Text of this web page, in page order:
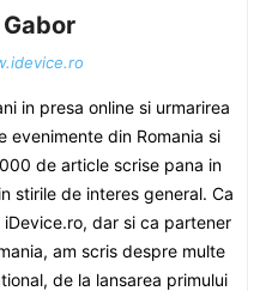
in presa online si urmarirea
evenimente din Romania si
de article scrise pana in
stirile de interes general. Ca
dar si ca partener
am scris despre multe
de la lansarea primului